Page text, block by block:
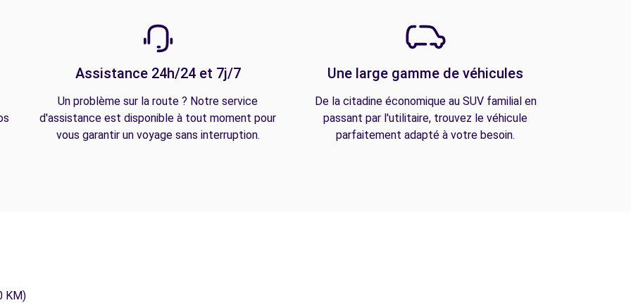
Assistance 24h/24 et 7j/7
Un problème sur la route ? Notre service
d'assistance est disponible à tout moment pour
vous garantir un voyage sans interruption.
Une large gamme de véhicules
De la citadine économique au SUV familial en
passant par l'utilitaire, trouvez le véhicule
parfaitement adapté à votre besoin.
KM)